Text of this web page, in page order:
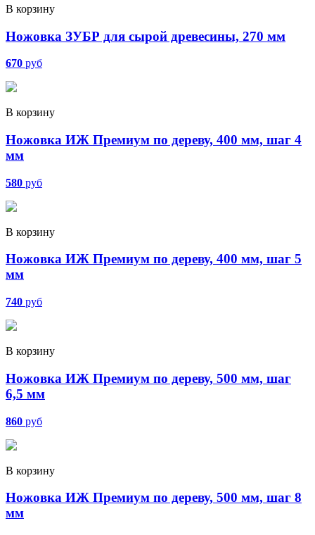
В корзину
Ножовка ЗУБР для сырой древесины, 270 мм
670 руб
В корзину
Ножовка ИЖ Премиум по дереву, 400 мм, шаг 4
мм
580 руб
В корзину
Ножовка ИЖ Премиум по дереву, 400 мм, шаг 5
мм
740 руб
В корзину
Ножовка ИЖ Премиум по дереву, 500 мм, шаг
6,5 мм
860 руб
В корзину
Ножовка ИЖ Премиум по дереву, 500 мм, шаг 8
мм